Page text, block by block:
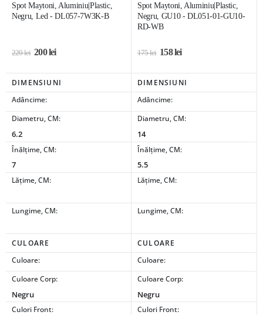
Spot Maytoni, Aluminiu|Plastic,
Negru, Led - DL057-7W3K-B
220lei 200lei
Spot Maytoni, Aluminiu|Plastic,
Negru, GU10 - DL051-01-GU10-
RD-WB
175lei 158lei
DIMENSIUNI
DIMENSIUNI
Adâncime:
Adâncime:
Diametru, CM:
6.2
Diametru, CM:
14
Înălțime, CM:
7
Înălțime, CM:
5.5
Lățime, CM: Lățime, CM:
Lungime, CM: Lungime, CM:
CULOARE
CULOARE
Culoare:
Culoare:
Culoare Corp:
Negru
Culoare Corp:
Negru
Culori Front:
Culori Front: